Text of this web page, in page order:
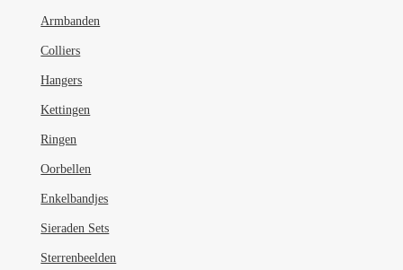
Armbanden
Colliers
Hangers
Kettingen
Ringen
Oorbellen
Enkelbandjes
Sieraden Sets
Sterrenbeelden